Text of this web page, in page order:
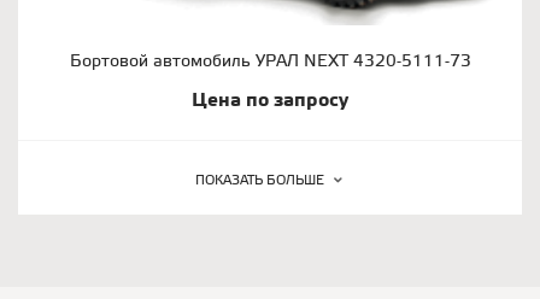
Бортовой автомобиль УРАЛ NEXT 4320-5111-73
Цена по запросу
ПОКАЗАТЬ БОЛЬШЕ